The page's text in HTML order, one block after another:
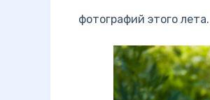
фотографий этого лета.